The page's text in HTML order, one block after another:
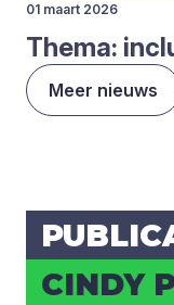
01 maart 2026
The­ma:
Meer nieuws
CIN­DY